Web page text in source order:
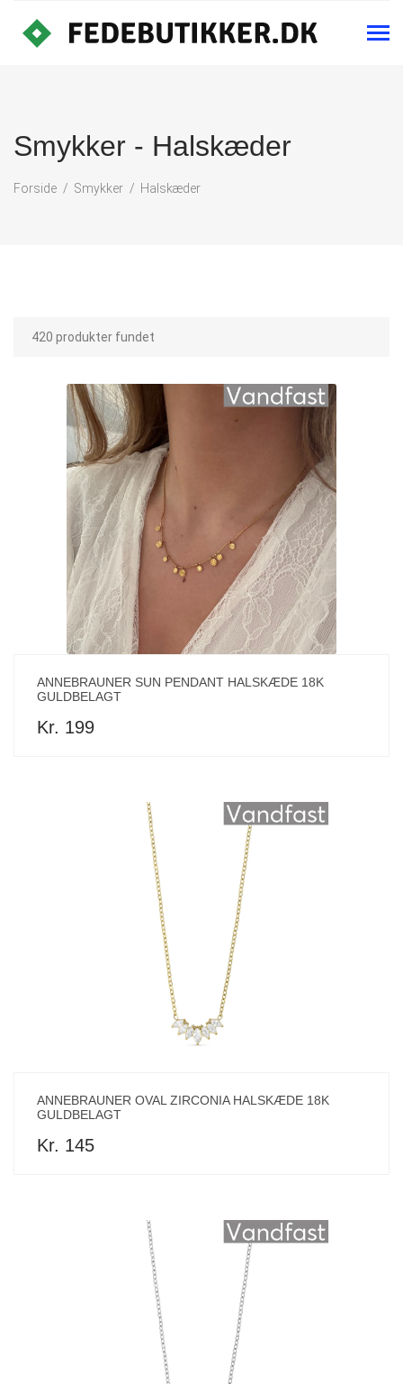
Smykker - Halskæder
Forside Smykker Halskæder
420 produkter fundet
ANNEBRAUNER SUN PENDANT HALSKÆDE 18K
GULDBELAGT
Kr. 199
ANNEBRAUNER OVAL ZIRCONIA HALSKÆDE 18K
GULDBELAGT
Kr. 145